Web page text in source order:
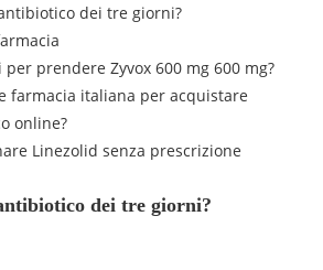
dei tre giorni?
prendere Zyvox 600 mg 600 mg?
farmacia italiana per acquistare
online?
Linezolid senza prescrizione
dei tre giorni?